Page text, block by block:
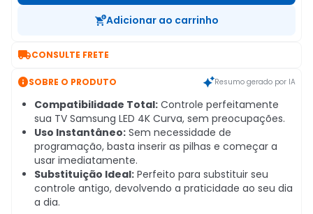
Adicionar ao carrinho
CONSULTE FRETE
SOBRE O PRODUTO Resumo gerado por IA
Compatibilidade Total: Controle perfeitamente
sua TV Samsung LED 4K Curva, sem preocupações.
Uso Instantâneo: Sem necessidade de
programação, basta inserir as pilhas e começar a
usar imediatamente.
Substituição Ideal: Perfeito para substituir seu
controle antigo, devolvendo a praticidade ao seu dia
a dia.